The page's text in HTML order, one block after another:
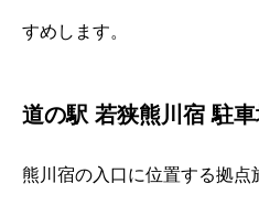
すめします。
道の駅 若狭熊川宿 駐
熊川宿の入口に位置する拠点